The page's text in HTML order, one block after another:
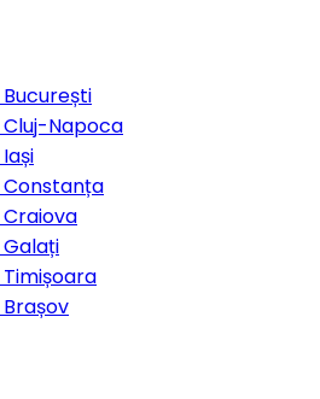
București
Cluj-Napoca
Iași
Constanța
Craiova
Galați
Timișoara
Brașov